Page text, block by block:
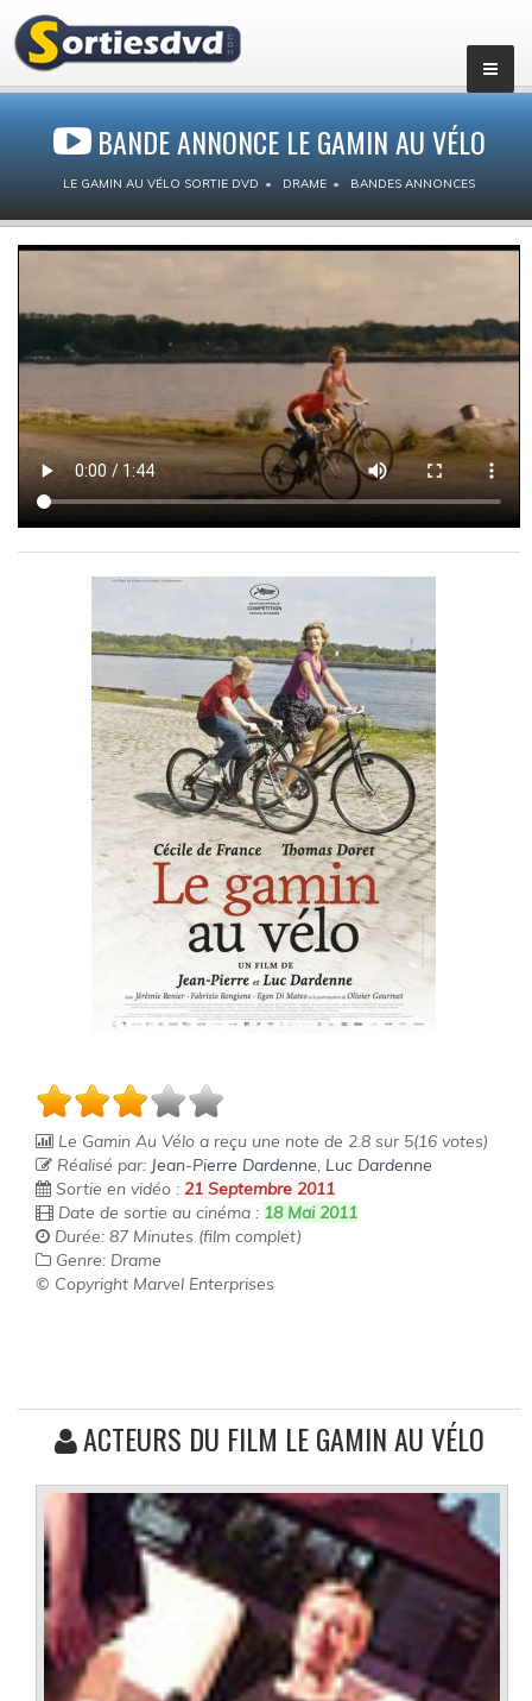
BANDE ANNONCE LE GAMIN AU VÉLO
LE GAMIN AU VÉLO SORTIE DVD DRAME BANDES ANNONCES
Le Gamin Au Vélo a reçu une note de 2.8 sur 5(16 votes)
Réalisé par: Jean-Pierre Dardenne, Luc Dardenne
Sortie en vidéo : 21 Septembre 2011
Date de sortie au cinéma : 18 Mai 2011
Durée: 87 Minutes (film complet)
Genre: Drame
© Copyright Marvel Enterprises
ACTEURS DU FILM LE GAMIN AU VÉLO